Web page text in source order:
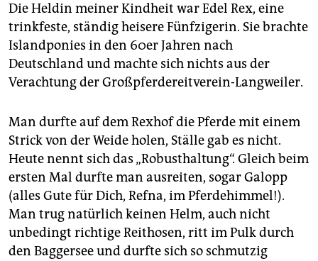
Die Heldin meiner Kindheit war Edel Rex, eine
trinkfeste, ständig heisere Fünfzigerin. Sie brachte
Islandponies in den 60er Jahren nach
Deutschland und machte sich nichts aus der
Verachtung der Großpferdereitverein-Langweiler.
Man durfte auf dem Rexhof die Pferde mit einem
Strick von der Weide holen, Ställe gab es nicht.
Heute nennt sich das „Robusthaltung“. Gleich beim
ersten Mal durfte man ausreiten, sogar Galopp
(alles Gute für Dich, Refna, im Pferdehimmel!).
Man trug natürlich keinen Helm, auch nicht
unbedingt richtige Reithosen, ritt im Pulk durch
den Baggersee und durfte sich so schmutzig